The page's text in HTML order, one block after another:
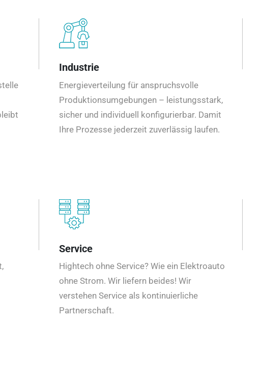
Industrie
Energieverteilung für anspruchsvolle
Produktionsumgebungen – leistungsstark,
sicher und individuell konfigurierbar. Damit
Ihre Prozesse jederzeit zuverlässig laufen.
Service
Hightech ohne Service? Wie ein Elektroauto
ohne Strom. Wir liefern beides! Wir
verstehen Service als kontinuierliche
Partnerschaft.